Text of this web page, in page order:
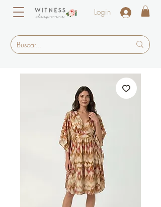
Login